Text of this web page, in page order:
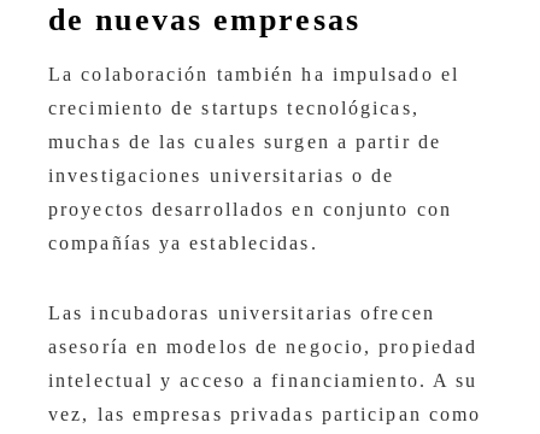
de nuevas empresas
La colaboración también ha impulsado el
crecimiento de startups tecnológicas,
muchas de las cuales surgen a partir de
investigaciones universitarias o de
proyectos desarrollados en conjunto con
compañías ya establecidas.
Las incubadoras universitarias ofrecen
asesoría en modelos de negocio, propiedad
intelectual y acceso a financiamiento. A su
vez, las empresas privadas participan como